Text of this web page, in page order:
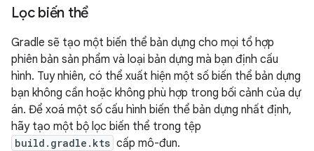
Lọc biến thể
Gradle sẽ tạo một biến thể bản dựng cho mọi tổ hợp
phiên bản sản phẩm và loại bản dựng mà bạn định cấu
hình. Tuy nhiên, có thể xuất hiện một số biến thể bản dựng
bạn không cần hoặc không phù hợp trong bối cảnh của dự
án. Để xoá một số cấu hình biến thể bản dựng nhất định,
hãy tạo một bộ lọc biến thể trong tệp
build.gradle.kts cấp mô-đun.